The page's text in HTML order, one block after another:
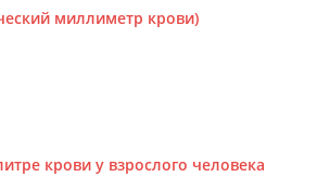
миллиметр крови)
крови у взрослого человека